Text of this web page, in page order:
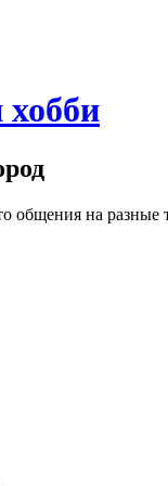
общения на разные